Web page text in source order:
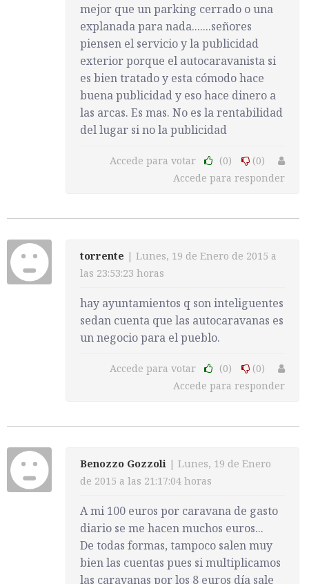
mejor que un parking cerrado o una
explanada para nada.......señores
piensen el servicio y la publicidad
exterior porque el autocaravanista si
es bien tratado y esta cómodo hace
buena publicidad y eso hace dinero a
las arcas. Es mas. No es la rentabilidad
del lugar si no la publicidad
Accede para votar (0)
(0)
Accede para responder
torrente | Lunes, 19 de Enero de 2015 a
las 23:53:23 horas
hay ayuntamientos q son inteliguentes
sedan cuenta que las autocaravanas es
un negocio para el pueblo.
Accede para votar (0)
(0)
Accede para responder
Benozzo Gozzoli | Lunes, 19 de Enero
de 2015 a las 21:17:04 horas
A mi 100 euros por caravana de gasto
diario se me hacen muchos euros...
De todas formas, tampoco salen muy
bien las cuentas pues si multiplicamos
las caravanas por los 8 euros día sale